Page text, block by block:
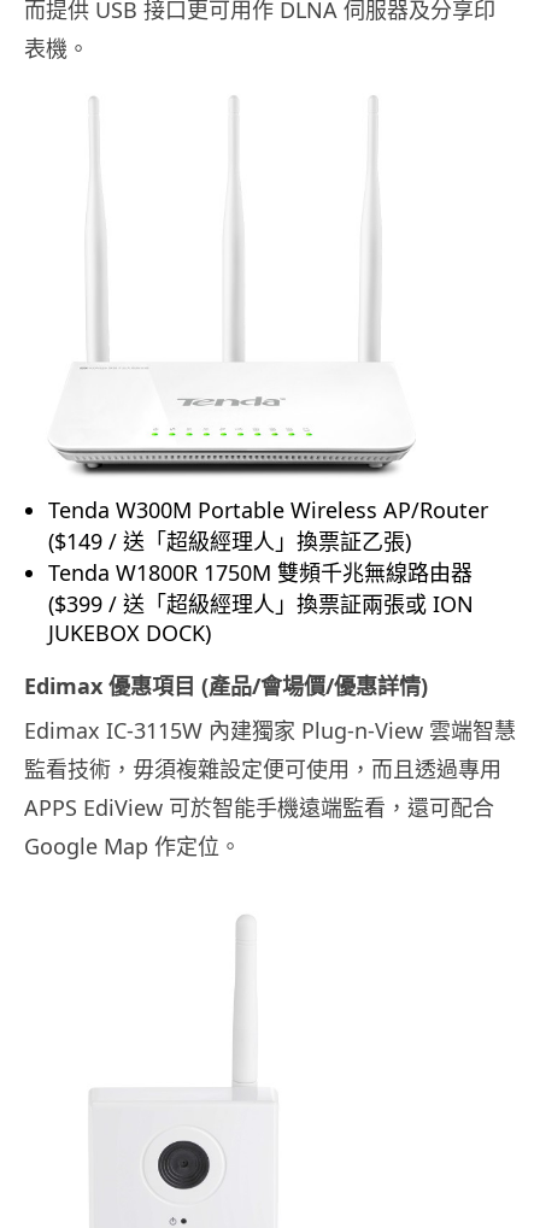
而提供 USB 接口更可用作 DLNA 伺服器及分享印
表機。
Tenda W300M Portable Wireless AP/Router
($149 / 送「超級經理人」換票証乙張)
Tenda W1800R 1750M 雙頻千兆無線路由器
($399 / 送「超級經理人」換票証兩張或 ION
JUKEBOX DOCK)
Edimax 優惠項目 (產品/會場價/優惠詳情)
Edimax IC-3115W 內建獨家 Plug-n-View 雲端智慧
監看技術，毋須複雜設定便可使用，而且透過專用
APPS EdiView 可於智能手機遠端監看，還可配合
Google Map 作定位。